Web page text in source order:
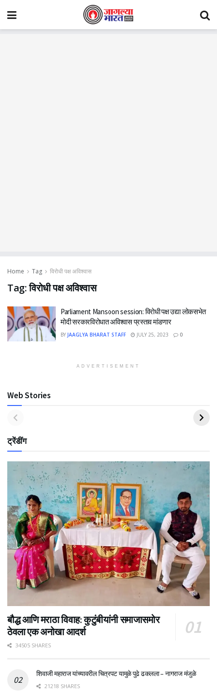
Home Tag विरोधी पक्ष अविश्वास
Tag:विरोधी पक्ष अविश्वास
Parliament Mansoon session: विरोधी पक्ष उद्या लोकसभेत
मोदी सरकारविरोधात अविश्वास प्रस्ताव मांडणार
BY JAAGLYA BHARAT STAFF JULY 25, 2023 0
ADVERTISEMENT
Web Stories
ट्रेंडींग
बौद्ध आणि मराठा विवाह: कुटुंबीयांनी समाजासमोर
ठेवला एक अनोखा आदर्श
34505 SHARES
शिवाजी महाराज यांच्यावरील चित्रपट यामुळे पुढे ढकलला – नागराज मंजुळे
21218 SHARES